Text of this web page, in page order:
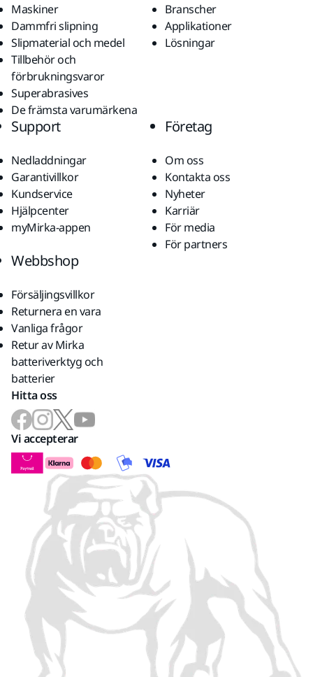
Maskiner
Dammfri slipning
Slipmaterial och medel
Tillbehör och
förbrukningsvaror
Superabrasives
De främsta varumärkena
Branscher
Applikationer
Lösningar
Support
Nedladdningar
Garantivillkor
Kundservice
Hjälpcenter
myMirka-appen
Företag
Om oss
Kontakta oss
Nyheter
Karriär
För media
För partners
Webbshop
Försäljingsvillkor
Returnera en vara
Vanliga frågor
Retur av Mirka
batteriverktyg och
batterier
Hitta oss
Vi accepterar